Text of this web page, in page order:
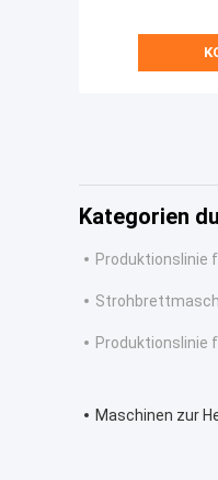
Kategorien
Produktionslinie
Produktionslinie
Maschinen zur